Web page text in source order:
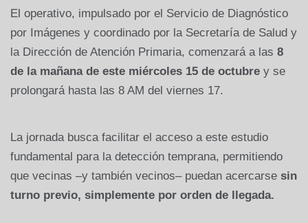
El operativo, impulsado por el Servicio de Diagnóstico
por Imágenes y coordinado por la Secretaría de Salud y
la Dirección de Atención Primaria, comenzará a las 8
de la mañana de este miércoles 15 de octubre y se
prolongará hasta las 8 AM del viernes 17.
La jornada busca facilitar el acceso a este estudio
fundamental para la detección temprana, permitiendo
que vecinas –y también vecinos– puedan acercarse sin
turno previo, simplemente por orden de llegada.